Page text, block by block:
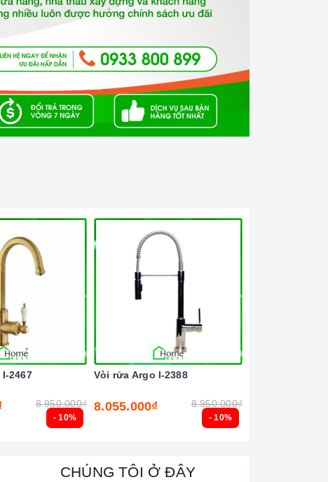
- 10%
2467
8.950.000₫
- 10%
Vòi rửa Argo I-2388
8.055.000₫ 8.950.000₫
CHÚNG TÔI Ở ĐÂY